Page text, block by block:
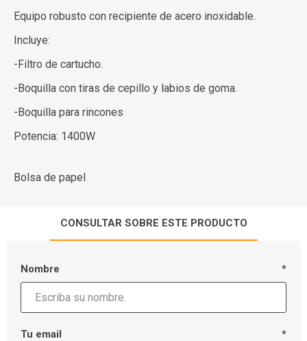
Equipo robusto con recipiente de acero inoxidable.
Incluye:
-Filtro de cartucho.
-Boquilla con tiras de cepillo y labios de goma.
-Boquilla para rincones
Potencia: 1400W
Bolsa de papel
CONSULTAR SOBRE ESTE PRODUCTO
Nombre *
Tu email *